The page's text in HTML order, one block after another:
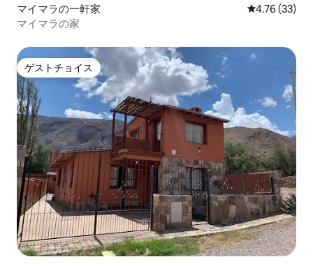
マイマラの一軒家 レビュー33
4.76 (33)
マイマラの家
ゲストチョイス
ゲストチョイス